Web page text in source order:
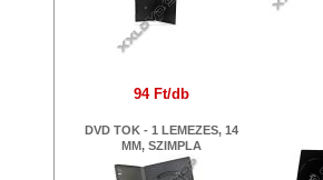
94 Ft/db
DVD TOK - 1 LEMEZES, 14
MM, SZIMPLA